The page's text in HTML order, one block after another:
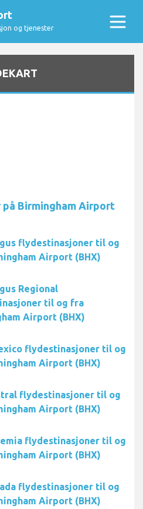
og tjenester
på Birmingham Airport
flydestinasjoner til og
Airport (BHX)
Regional
til og fra
Airport (BHX)
flydestinasjoner til og
Airport (BHX)
flydestinasjoner til og
Airport (BHX)
flydestinasjoner til og
Airport (BHX)
flydestinasjoner til og
Airport (BHX)